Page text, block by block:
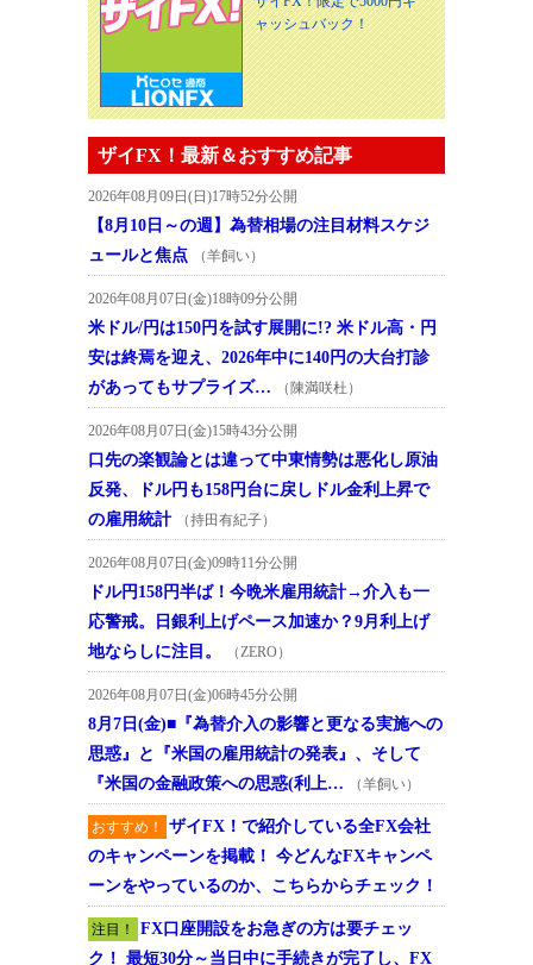
ャッシュバック！
ザイFX！最新＆おすすめ記事
2026年08月09日(日)17時52分公開
【8月10日～の週】為替相場の注目材料スケジ
ュールと焦点
（羊飼い）
2026年08月07日(金)18時09分公開
米ドル/円は150円を試す展開に!? 米ドル高・円
安は終焉を迎え、2026年中に140円の大台打診
があってもサプライズ…
（陳満咲杜）
2026年08月07日(金)15時43分公開
口先の楽観論とは違って中東情勢は悪化し原油
反発、ドル円も158円台に戻しドル金利上昇で
の雇用統計
（持田有紀子）
2026年08月07日(金)09時11分公開
ドル円158円半ば！今晩米雇用統計→介入も一
応警戒。日銀利上げペース加速か？9月利上げ
地ならしに注目。
（ZERO）
2026年08月07日(金)06時45分公開
8月7日(金)■『為替介入の影響と更なる実施への
思惑』と『米国の雇用統計の発表』、そして
『米国の金融政策への思惑(利上…
（羊飼い）
おすすめ！
ザイFX！で紹介している全FX会社
のキャンペーンを掲載！ 今どんなFXキャンペ
ーンをやっているのか、こちらからチェック！
注目！
FX口座開設をお急ぎの方は要チェッ
ク！ 最短30分～当日中に手続きが完了し、FX